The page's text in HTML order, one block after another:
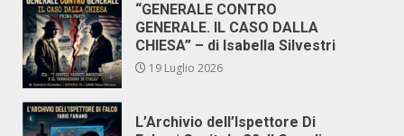
“GENERALE CONTRO
GENERALE. IL CASO DALLA
CHIESA” – di Isabella Silvestri
19 Luglio 2026
L’Archivio dell’Ispettore Di